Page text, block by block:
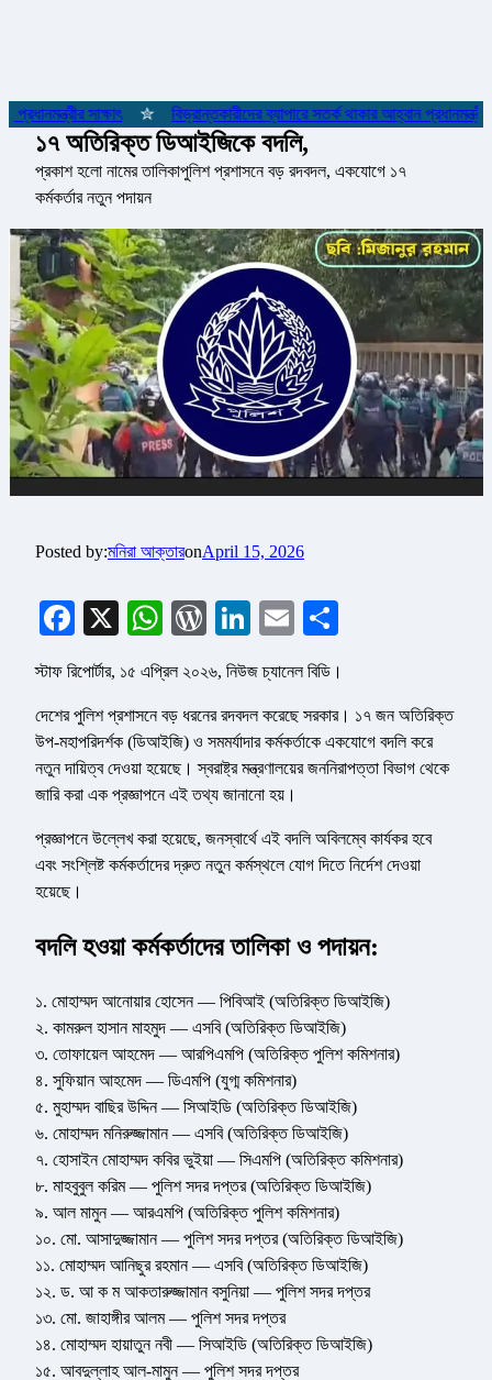
সাক্ষাৎ বিভ্রান্তকারীদের ব্যাপারে সতর্ক থাকার আহ্বান প্রধানমন্ত্রীর
১৭ অতিরিক্ত ডিআইজিকে বদলি,
প্রকাশ হলো নামের তালিকাপুলিশ প্রশাসনে বড় রদবদল, একযোগে ১৭
কর্মকর্তার নতুন পদায়ন
Posted by:মনিরা আক্তারonApril 15, 2026
Facebook
X WhatsApp
WordPress
LinkedIn
Email
স্টাফ রিপোর্টার, ১৫ এপ্রিল ২০২৬, নিউজ চ্যানেল বিডি।
দেশের পুলিশ প্রশাসনে বড় ধরনের রদবদল করেছে সরকার। ১৭ জন অতিরিক্ত
উপ-মহাপরিদর্শক (ডিআইজি) ও সমমর্যাদার কর্মকর্তাকে একযোগে বদলি করে
নতুন দায়িত্ব দেওয়া হয়েছে। স্বরাষ্ট্র মন্ত্রণালয়ের জননিরাপত্তা বিভাগ থেকে
জারি করা এক প্রজ্ঞাপনে এই তথ্য জানানো হয়।
প্রজ্ঞাপনে উল্লেখ করা হয়েছে, জনস্বার্থে এই বদলি অবিলম্বে কার্যকর হবে
এবং সংশ্লিষ্ট কর্মকর্তাদের দ্রুত নতুন কর্মস্থলে যোগ দিতে নির্দেশ দেওয়া
হয়েছে।
বদলি হওয়া কর্মকর্তাদের তালিকা ও পদায়ন:
১. মোহাম্মদ আনোয়ার হোসেন — পিবিআই (অতিরিক্ত ডিআইজি)
২. কামরুল হাসান মাহমুদ — এসবি (অতিরিক্ত ডিআইজি)
৩. তোফায়েল আহমেদ — আরপিএমপি (অতিরিক্ত পুলিশ কমিশনার)
৪. সুফিয়ান আহমেদ — ডিএমপি (যুগ্ম কমিশনার)
৫. মুহাম্মদ বাছির উদ্দিন — সিআইডি (অতিরিক্ত ডিআইজি)
৬. মোহাম্মদ মনিরুজ্জামান — এসবি (অতিরিক্ত ডিআইজি)
৭. হোসাইন মোহাম্মদ কবির ভুইয়া — সিএমপি (অতিরিক্ত কমিশনার)
৮. মাহবুবুল করিম — পুলিশ সদর দপ্তর (অতিরিক্ত ডিআইজি)
৯. আল মামুন — আরএমপি (অতিরিক্ত পুলিশ কমিশনার)
১০. মো. আসাদুজ্জামান — পুলিশ সদর দপ্তর (অতিরিক্ত ডিআইজি)
১১. মোহাম্মদ আনিছুর রহমান — এসবি (অতিরিক্ত ডিআইজি)
১২. ড. আ ক ম আকতারুজ্জামান বসুনিয়া — পুলিশ সদর দপ্তর
১৩. মো. জাহাঙ্গীর আলম — পুলিশ সদর দপ্তর
১৪. মোহাম্মদ হায়াতুন নবী — সিআইডি (অতিরিক্ত ডিআইজি)
১৫. আবদুল্লাহ আল-মামুন — পুলিশ সদর দপ্তর